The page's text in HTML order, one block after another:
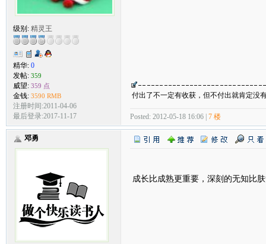
级别: 精灵王
精华: 0
发帖: 359
威望: 359 点
金钱: 3590 RMB
注册时间:2011-04-06
最后登录:2017-11-17
付出了不一定有收获，但不付出就肯定没
Posted: 2012-05-18 16:06 | 7 楼
邓勇
成长比成熟更重要，深刻的无知比